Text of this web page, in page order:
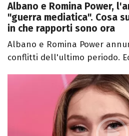
Albano e Romina Power,
"guerra mediatica". Cosa
in che rapporti sono ora
Albano e Romina Power
conflitti dell'ultimo periodo.